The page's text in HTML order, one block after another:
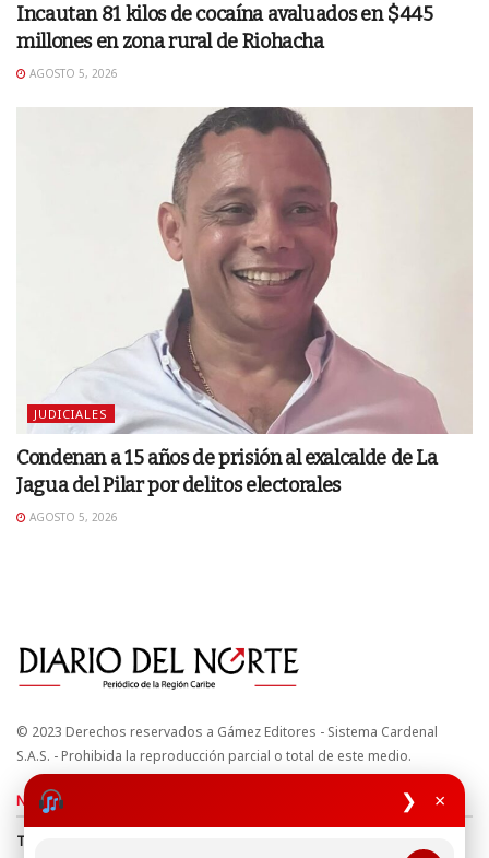
❯ ×
Incautan 81 kilos de cocaína avaluados en $445
millones en zona rural de Riohacha
AGOSTO 5, 2026
JUDICIALES
Condenan a 15 años de prisión al exalcalde de La
Jagua del Pilar por delitos electorales
AGOSTO 5, 2026
© 2023 Derechos reservados a Gámez Editores - Sistema Cardenal
S.A.S. - Prohibida la reproducción parcial o total de este medio.
Nuestros sitios
Términos y Condiciones